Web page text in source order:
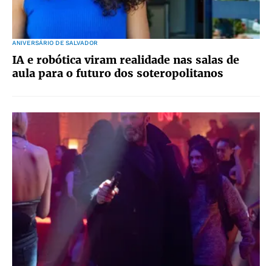
ANIVERSÁRIO DE SALVADOR
IA e robótica viram realidade nas salas de
aula para o futuro dos soteropolitanos